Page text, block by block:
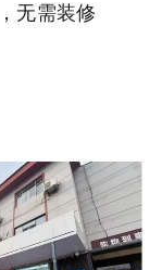
无需装修